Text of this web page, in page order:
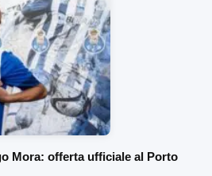
Mora: offerta ufficiale al Porto